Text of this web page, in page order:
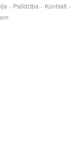
Palīdzība Kontakti